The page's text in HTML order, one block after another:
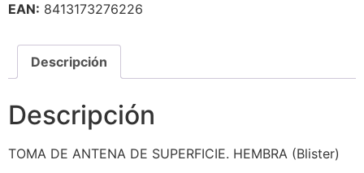
EAN: 8413173276226
Descripción
Descripción
TOMA DE ANTENA DE SUPERFICIE. HEMBRA (Blister)